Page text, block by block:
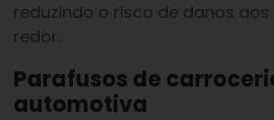
reduzindo o risco de danos
redor.
Parafusos de
automotiva